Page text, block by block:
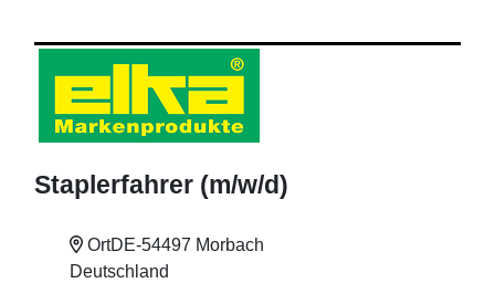
Staplerfahrer (m/w/d)
OrtDE-54497 Morbach
Deutschland